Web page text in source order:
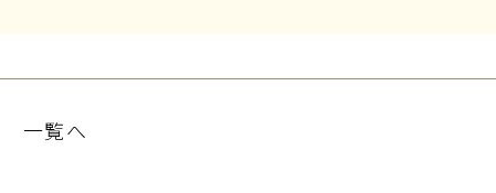
一覧へ